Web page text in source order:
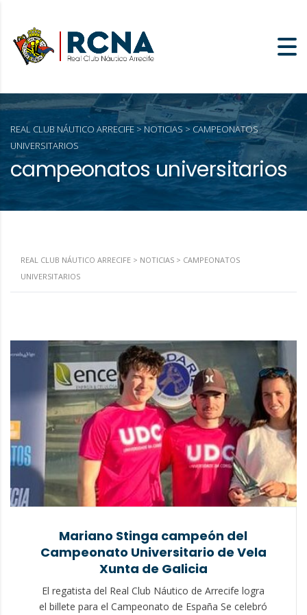
campeonatos universitarios
REAL CLUB NÁUTICO ARRECIFE > NOTICIAS > CAMPEONATOS
UNIVERSITARIOS
REAL CLUB NÁUTICO ARRECIFE > NOTICIAS > CAMPEONATOS
UNIVERSITARIOS
Mariano Stinga campeón del
Campeonato Universitario de Vela
Xunta de Galicia
El regatista del Real Club Náutico de Arrecife logra
el billete para el Campeonato de España Se celebró